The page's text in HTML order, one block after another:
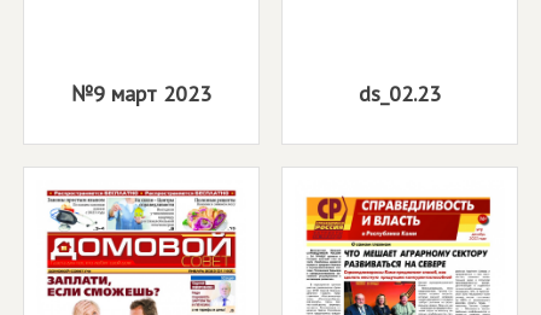
№9 март 2023 ds_02.23